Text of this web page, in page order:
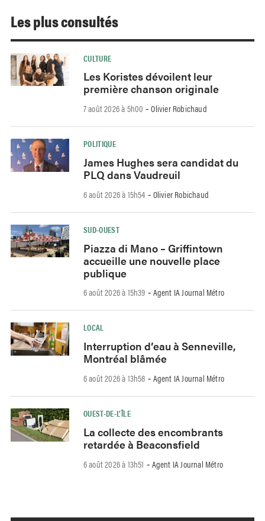
Les plus consultés
CULTURE
Les Koristes dévoilent leur
première chanson originale
7 août 2026 à 5h00 -Olivier Robichaud
POLITIQUE
James Hughes sera candidat du
PLQ dans Vaudreuil
6 août 2026 à 15h54 - Olivier Robichaud
SUD-OUEST
Piazza di Mano – Griffintown
accueille une nouvelle place
publique
6 août 2026 à 15h39 - Agent IA Journal Métro
LOCAL
Interruption d’eau à Senneville,
Montréal blâmée
6 août 2026 à 13h58 - Agent IA Journal Métro
OUEST-DE-L’ÎLE
La collecte des encombrants
retardée à Beaconsfield
6 août 2026 à 13h51 - Agent IA Journal Métro